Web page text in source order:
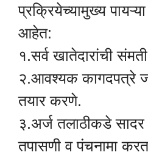
प्रक्रियेच्यामुख्य
आहेत:
१.सर्व खातेदारांची
२.आवश्यक कागदपत्रे
तयार करणे.
३.अर्ज तलाठीकडे
तपासणी व पंचनामा